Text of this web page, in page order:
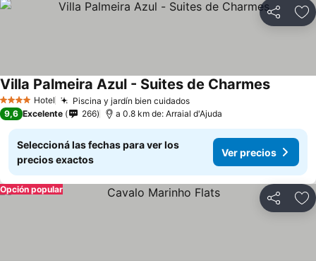
Compartir
4 EstrellasHotel Piscina y jardín bien cuidados
Villa Palmeira Azul - Suites de Charmes
9,6 Excelente 266 a 0.8 km de: Arraial d'Ajuda
Seleccioná las fechas para ver los
precios exactos
Ver precios
Compartir
Opción popular